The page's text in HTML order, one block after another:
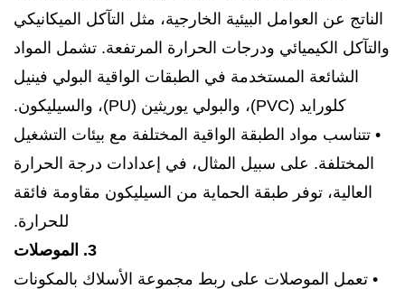
الناتج عن العوامل البيئية الخارجية، مثل التآكل الميكانيكي
والتآكل الكيميائي ودرجات الحرارة المرتفعة. تشمل المواد
الشائعة المستخدمة في الطبقات الواقية البولي فينيل
كلورايد (PVC)، والبولي يوريثين (PU)، والسيليكون.
• تتناسب مواد الطبقة الواقية المختلفة مع بيئات التشغيل
المختلفة. على سبيل المثال، في إعدادات درجة الحرارة
العالية، توفر طبقة الحماية من السيليكون مقاومة فائقة
للحرارة.
3. الموصلات
• تعمل الموصلات على ربط مجموعة الأسلاك بالمكونات